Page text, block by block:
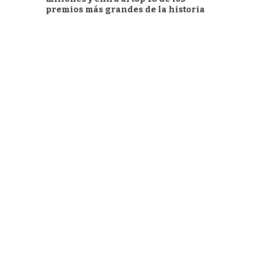
premios más grandes de la historia